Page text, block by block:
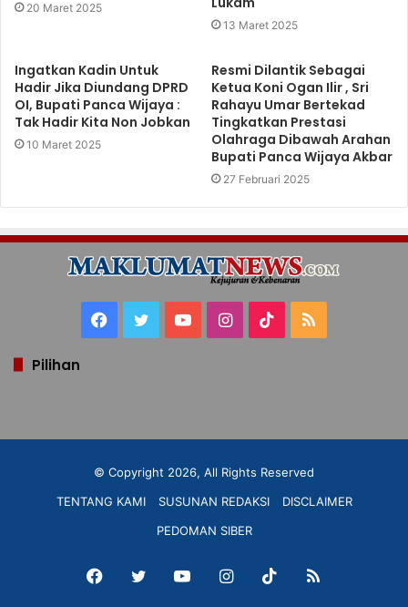
20 Maret 2025
13 Maret 2025
Ingatkan Kadin Untuk
Hadir Jika Diundang DPRD
OI, Bupati Panca Wijaya :
Tak Hadir Kita Non Jobkan
10 Maret 2025
Resmi Dilantik Sebagai
Ketua Koni Ogan Ilir , Sri
Rahayu Umar Bertekad
Tingkatkan Prestasi
Olahraga Dibawah Arahan
Bupati Panca Wijaya Akbar
27 Februari 2025
Facebook
TwitterYouTubeInstagram
TikTokRSS
Pilihan
© Copyright 2026, All Rights Reserved
TENTANG KAMI
SUSUNAN REDAKSI
DISCLAIMER
PEDOMAN SIBER
Facebook
TwitterYouTubeInstagram
TikTokRSS